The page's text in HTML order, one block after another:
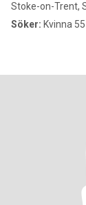
Stoke-on-Trent,
Söker: Kvinna